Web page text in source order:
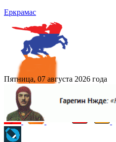
Еркрамас
Пятница, 07 августа 2026 года